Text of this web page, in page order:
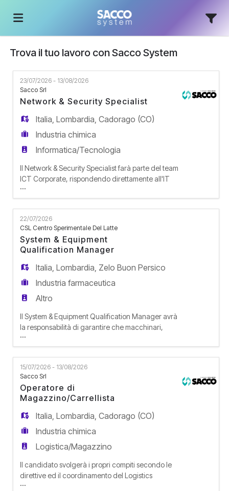
Home
Offerte
di
Carica
EN
FR
IT
ES
Trova il tuo lavoro con Sacco System
23/07/2026 - 13/08/2026
Sacco Srl
Network & Security Specialist
Italia,Lombardia,Cadorago (CO)
Industria chimica
Informatica/Tecnologia
Il Network & Security Specialist farà parte del team
ICT Corporate, rispondendo direttamente all'IT
Manager. Il suo compito sarà gestire e far
evolvere l'infrastruttura tecnologica aziendale,
garantendo sia la conformità alle normative di
sicurezza (NIS2, GDPR) sia la continuità operativa
nei diversi siti. Responsabilità Seguirà i progetti di
esp
...
22/07/2026
CSL Centro Sperimentale Del Latte
System & Equipment
Qualification Manager
Italia,Lombardia, Zelo Buon Persico
Industria farmaceutica
Altro
Il System & Equipment Qualification Manager avrà
la responsabilità di garantire che macchinari,
sistemi e impianti industriali rispettino i requisiti di
sicurezza, qualità e conformità normativa (es.
GMP, FDA) e di user requirement. Supporterà il
team di Validation nel coordinamento di tutte le
fasi di convalida di impianti, attrezzature, utilities
...
15/07/2026 - 13/08/2026
Sacco Srl
Operatore di
Magazzino/Carrellista
Italia,Lombardia,Cadorago (CO)
Industria chimica
Logistica/Magazzino
Il candidato svolgerà i propri compiti secondo le
direttive ed il coordinamento del Logistics
Manager, operando all'interno di un team di
...